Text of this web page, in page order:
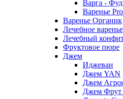
Варга - Фуд
Варенье
Варенье Органик
Лечебное варенье
Лечебный
Фруктовое пюре
Джем
Иджеван
Джем YAN
Джем
Джем Фрут